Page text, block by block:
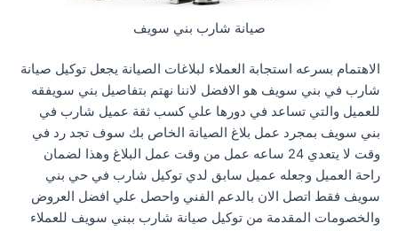
صيانة شارب بني سويف
الاهتمام بسرعه استجابة العملاء لبلاغات الصيانة يجعل توكيل صيانة
شارب في بني سويف هو الافضل لاننا نهتم بتفاصيل بني سويفقه
للعميل والتي تساعد في دورها علي كسب ثقة عميل شارب في
بني سويف بمجرد عمل بلاغ الصيانة الخاص بك سوف تجد رد في
وقت لا يتعدي 24 ساعه عمل من وقت عمل البلاغ وهذا لضمان
راحة العميل وجعله عميل سابق لدي توكيل شارب في حي بني
سويف فقط اتصل الان بالدعم الفني واحصل علي افضل العروض
والخصومات المقدمة من توكيل صيانة شارب ببني سويف للعملاء